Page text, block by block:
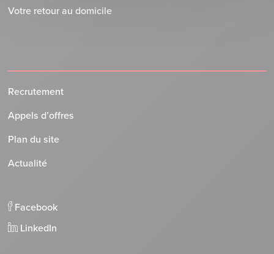
Votre retour au domicile
Recrutement
Appels d’offres
Plan du site
Actualité
Facebook
LinkedIn